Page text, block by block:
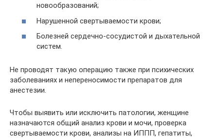
новообразований;
Нарушенной свертываемости крови;
Болезней сердечно-сосудистой и дыхательной
систем.
Не проводят такую операцию также при психических
заболеваниях и непереносимости препаратов для
анестезии.
Чтобы выявить или исключить патологии, женщине
назначаются общий анализ крови и мочи, проверка
свертываемости крови, анализы на ИППП, гепатиты,